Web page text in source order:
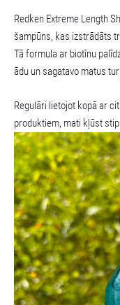
Redken Extreme Length
šampūns, kas izstrādāts
Tā formula ar biotīnu
ādu un sagatavo matus
Regulāri lietojot kopā ar
produktiem, mati kļūst